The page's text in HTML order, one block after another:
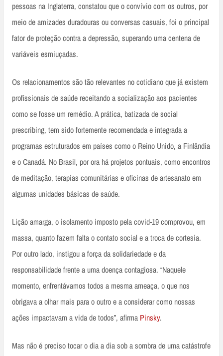
pessoas na Inglaterra, constatou que o convívio com os outros, por
meio de amizades duradouras ou conversas casuais, foi o principal
fator de proteção contra a depressão, superando uma centena de
variáveis esmiuçadas.
Os relacionamentos são tão relevantes no cotidiano que já existem
profissionais de saúde receitando a socialização aos pacientes
como se fosse um remédio. A prática, batizada de social
prescribing, tem sido fortemente recomendada e integrada a
programas estruturados em países como o Reino Unido, a Finlândia
e o Canadá. No Brasil, por ora há projetos pontuais, como encontros
de meditação, terapias comunitárias e oficinas de artesanato em
algumas unidades básicas de saúde.
Lição amarga, o isolamento imposto pela covid-19 comprovou, em
massa, quanto fazem falta o contato social e a troca de cortesia.
Por outro lado, instigou a força da solidariedade e da
responsabilidade frente a uma doença contagiosa. “Naquele
momento, enfrentávamos todos a mesma ameaça, o que nos
obrigava a olhar mais para o outro e a considerar como nossas
ações impactavam a vida de todos”, afirma Pinsky.
Mas não é preciso tocar o dia a dia sob a sombra de uma catástrofe